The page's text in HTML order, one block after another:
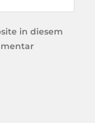
in diesem